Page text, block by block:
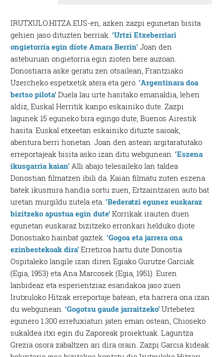
IRUTXULO.HITZA.EUS-en, azken zazpi egunetan bisita
gehien jaso dituzten berriak.‘Urtzi Etxeberriari
ongietorria egin diote Amara Berrin’ Joan den
asteburuan ongietorria egin zioten bere auzoan.
Donostiarra aske geratu zen otsailean, Frantziako
Uzercheko espetxetik atera eta gero.‘Argentinara doa
bertso pilota’ Duela lau urte hasitako emanaldia, lehen
aldiz, Euskal Herritik kanpo eskainiko dute. Zazpi
lagunek 15 eguneko bira egingo dute, Buenos Airestik
hasita. Euskal etxeetan eskainiko dituzte saioak,
abentura berri honetan. Joan den astean argitaratutako
erreportajeak bisita asko izan ditu webgunean.‘Eszena
ikusgarria kaian’ Alli abajo telesaileko lan taldea
Donostian filmatzen ibili da. Kaian filmatu zuten eszena
batek ikusmira handia sortu zuen, Ertzaintzaren auto bat
uretan murgildu zutela eta.‘Bederatzi egunez euskaraz
bizitzeko apustua egin dute’ Korrikak irauten duen
egunetan euskaraz bizitzeko erronkari helduko diote
Donostiako hainbat gaztek.‘Gogoa eta jarrera ona
ezinbestekoak dira’ Erretiroa hartu dute Donostia
Ospitaleko langile izan diren Egiako Gurutze Garciak
(Egia, 1953) eta Ana Marcosek (Egia, 1951). Euren
lanbideaz eta esperientziaz esandakoa jaso zuen
Irutxuloko Hitzak erreportaje batean, eta harrera ona izan
du webgunean.‘Gogotsu gaude jarraitzeko’ Urtebetez
egunero 1.300 errefuxiaturi jaten eman ostean, Chioseko
sukaldea itxi egin du Zaporeak proiektuak. Laguntza
Grezia osora zabaltzen ari dira orain. Zazpi Garcia kideak